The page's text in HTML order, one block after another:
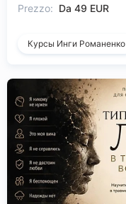
Prezzo: Da 49 EUR
Курсы Инги Романенко